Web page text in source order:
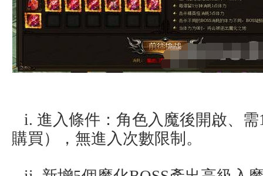
i. 進入條件：角色入魔後開啟、
購買），無進入次數限制。